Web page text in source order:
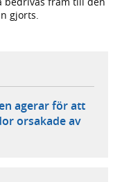
gjorts.
agerar för att
orsakade av